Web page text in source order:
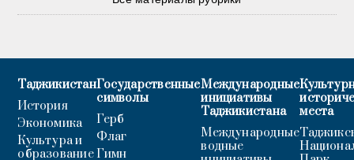
Таджикистан
История
Экономика
Культура и
образование
Государственные
символы
Герб
Флаг
Гимн
Международные
инициативы
Таджикистана
Международные
водные
места